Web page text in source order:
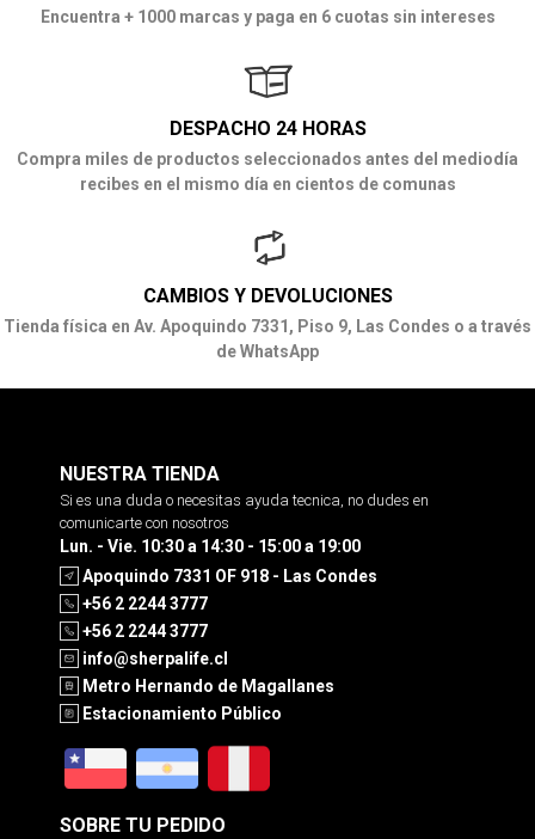
Encuentra + 1000 marcas y paga en 6 cuotas sin intereses
DESPACHO 24 HORAS
Compra miles de productos seleccionados antes del mediodía
recibes en el mismo día en cientos de comunas
CAMBIOS Y DEVOLUCIONES
Tienda física en Av. Apoquindo 7331, Piso 9, Las Condes o a través
de WhatsApp
NUESTRA TIENDA
Si es una duda o necesitas ayuda tecnica, no dudes en
comunicarte con nosotros
Lun. - Vie. 10:30 a 14:30 - 15:00 a 19:00
Apoquindo 7331 OF 918 - Las Condes
+56 2 2244 3777
+56 2 2244 3777
info@sherpalife.cl
Metro Hernando de Magallanes
Estacionamiento Público
SOBRE TU PEDIDO